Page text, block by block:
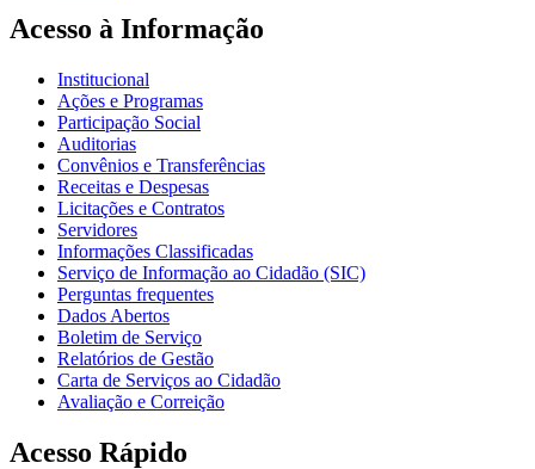
Acesso à Informação
Institucional
Ações e Programas
Participação Social
Auditorias
Convênios e Transferências
Receitas e Despesas
Licitações e Contratos
Servidores
Informações Classificadas
Serviço de Informação ao Cidadão (SIC)
Perguntas frequentes
Dados Abertos
Boletim de Serviço
Relatórios de Gestão
Carta de Serviços ao Cidadão
Avaliação e Correição
Acesso Rápido